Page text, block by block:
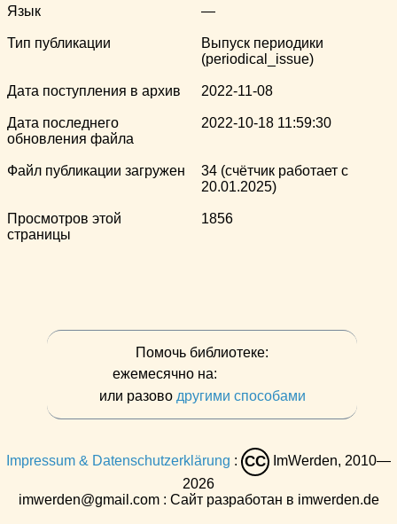
Язык —
Тип публикации
Выпуск периодики
(periodical_issue)
Дата поступления в архив 2022-11-08
Дата последнего
обновления файла
2022-10-18 11:59:30
Файл публикации загружен
34 (счётчик работает с
20.01.2025)
Просмотров этой
страницы
1856
Помочь библиотеке:
ежемесячно на:
или разово другими способами
Impressum & Datenschutzerklärung : CC
ImWerden, 2010—
2026
imwerden@gmail.com : Сайт разработан в imwerden.de